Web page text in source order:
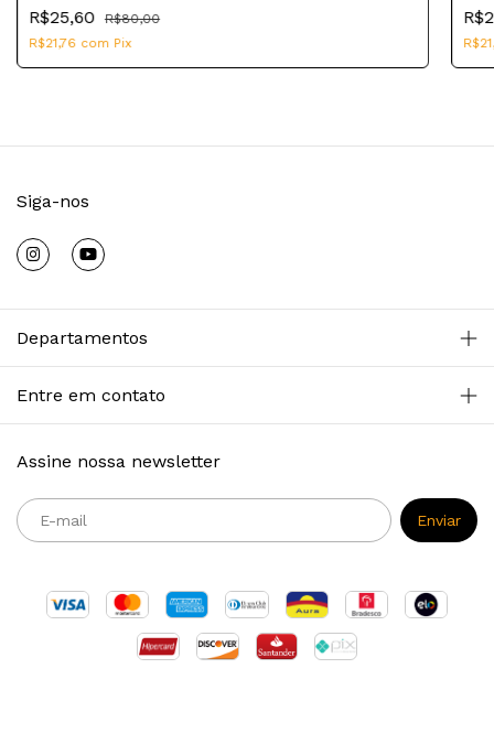
R$25,60
R$80,00
R$21,76 com Pix
Siga-nos
Departamentos
Entre em contato
Assine nossa newsletter